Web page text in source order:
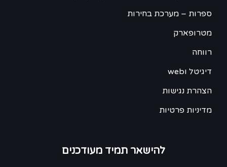
ספרות – מערכת בחירות
מטרופארק
רווחה
דיגיטל וweb
הצהרת נגישות
מדיניות פרטיות
להישאר תמיד מעודכנים